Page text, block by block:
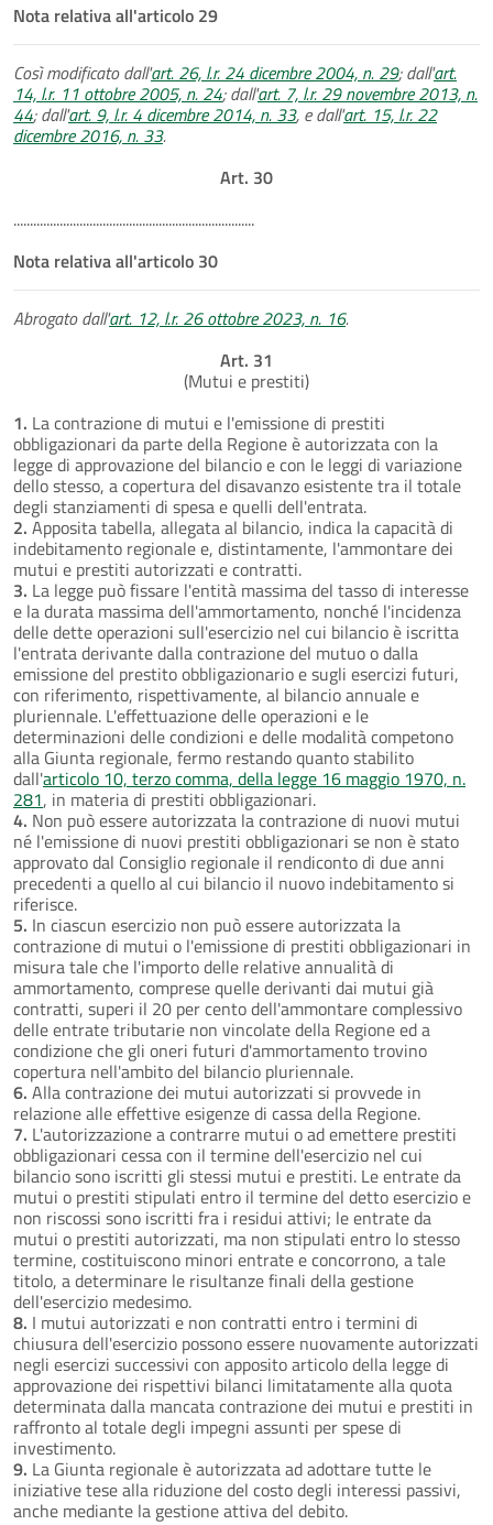
Nota relativa all'articolo 29
Così modificato dall'art. 26, l.r. 24 dicembre 2004, n. 29; dall'art.
14, l.r. 11 ottobre 2005, n. 24; dall'art. 7, l.r. 29 novembre 2013, n.
44; dall'art. 9, l.r. 4 dicembre 2014, n. 33, e dall'art. 15, l.r. 22
dicembre 2016, n. 33.
Art. 30
.........................................................................
Nota relativa all'articolo 30
Abrogato dall'art. 12, l.r. 26 ottobre 2023, n. 16.
Art. 31
(Mutui e prestiti)
1. La contrazione di mutui e l'emissione di prestiti
obbligazionari da parte della Regione è autorizzata con la
legge di approvazione del bilancio e con le leggi di variazione
dello stesso, a copertura del disavanzo esistente tra il totale
degli stanziamenti di spesa e quelli dell'entrata.
2. Apposita tabella, allegata al bilancio, indica la capacità di
indebitamento regionale e, distintamente, l'ammontare dei
mutui e prestiti autorizzati e contratti.
3. La legge può fissare l'entità massima del tasso di interesse
e la durata massima dell'ammortamento, nonché l'incidenza
delle dette operazioni sull'esercizio nel cui bilancio è iscritta
l'entrata derivante dalla contrazione del mutuo o dalla
emissione del prestito obbligazionario e sugli esercizi futuri,
con riferimento, rispettivamente, al bilancio annuale e
pluriennale. L'effettuazione delle operazioni e le
determinazioni delle condizioni e delle modalità competono
alla Giunta regionale, fermo restando quanto stabilito
dall'articolo 10, terzo comma, della legge 16 maggio 1970, n.
281, in materia di prestiti obbligazionari.
4. Non può essere autorizzata la contrazione di nuovi mutui
né l'emissione di nuovi prestiti obbligazionari se non è stato
approvato dal Consiglio regionale il rendiconto di due anni
precedenti a quello al cui bilancio il nuovo indebitamento si
riferisce.
5. In ciascun esercizio non può essere autorizzata la
contrazione di mutui o l'emissione di prestiti obbligazionari in
misura tale che l'importo delle relative annualità di
ammortamento, comprese quelle derivanti dai mutui già
contratti, superi il 20 per cento dell'ammontare complessivo
delle entrate tributarie non vincolate della Regione ed a
condizione che gli oneri futuri d'ammortamento trovino
copertura nell'ambito del bilancio pluriennale.
6. Alla contrazione dei mutui autorizzati si provvede in
relazione alle effettive esigenze di cassa della Regione.
7. L'autorizzazione a contrarre mutui o ad emettere prestiti
obbligazionari cessa con il termine dell'esercizio nel cui
bilancio sono iscritti gli stessi mutui e prestiti. Le entrate da
mutui o prestiti stipulati entro il termine del detto esercizio e
non riscossi sono iscritti fra i residui attivi; le entrate da
mutui o prestiti autorizzati, ma non stipulati entro lo stesso
termine, costituiscono minori entrate e concorrono, a tale
titolo, a determinare le risultanze finali della gestione
dell'esercizio medesimo.
8. I mutui autorizzati e non contratti entro i termini di
chiusura dell'esercizio possono essere nuovamente autorizzati
negli esercizi successivi con apposito articolo della legge di
approvazione dei rispettivi bilanci limitatamente alla quota
determinata dalla mancata contrazione dei mutui e prestiti in
raffronto al totale degli impegni assunti per spese di
investimento.
9. La Giunta regionale è autorizzata ad adottare tutte le
iniziative tese alla riduzione del costo degli interessi passivi,
anche mediante la gestione attiva del debito.